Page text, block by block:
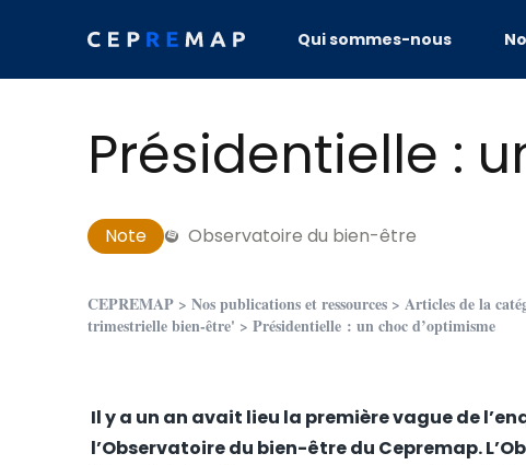
Qui sommes-nous
Présidentielle :
Note Observatoire du bien-être
CEPREMAP > Nos publications et ressources > Articles de la
trimestrielle bien-être' > Présidentielle : un choc d’optimisme
Il y a un an avait lieu la première vague de
l’Observatoire du bien-être du Cepremap.